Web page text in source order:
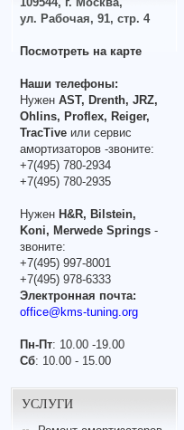
ул. Рабочая, 91, стр. 4
Посмотреть на карте
Наши телефоны:
Нужен AST, Drenth, JRZ,
Ohlins, Proflex, Reiger,
TracTive или сервис
амортизаторов -звоните:
+7(495) 780-2934
+7(495) 780-2935
Нужен H&R, Bilstein,
Koni, Merwede Springs -
звоните:
+7(495) 997-8001
+7(495) 978-6333
Электронная почта:
office@kms-tuning.org
Пн-Пт: 10.00 -19.00
Сб: 10.00 - 15.00
УСЛУГИ